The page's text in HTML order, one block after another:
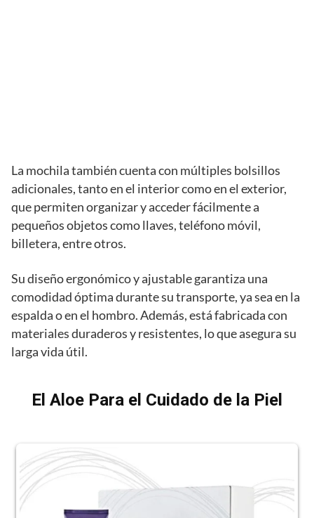
La mochila también cuenta con múltiples bolsillos
adicionales, tanto en el interior como en el exterior,
que permiten organizar y acceder fácilmente a
pequeños objetos como llaves, teléfono móvil,
billetera, entre otros.
Su diseño ergonómico y ajustable garantiza una
comodidad óptima durante su transporte, ya sea en la
espalda o en el hombro. Además, está fabricada con
materiales duraderos y resistentes, lo que asegura su
larga vida útil.
El Aloe Para el Cuidado de la Piel